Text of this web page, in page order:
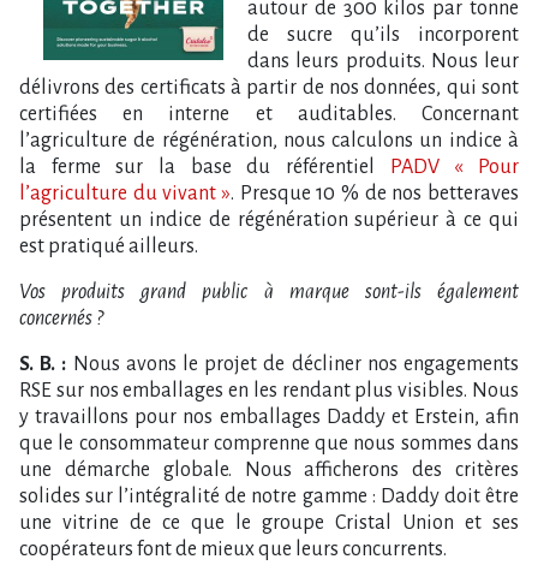
autour de 300 kilos par tonne
de sucre qu’ils incorporent
dans leurs produits. Nous leur
délivrons des certificats à partir de nos données, qui sont
certifiées en interne et auditables. Concernant
l’agriculture de régénération, nous calculons un indice à
la ferme sur la base du référentiel
PADV « Pour
l’agriculture du vivant ». Presque 10 % de nos betteraves
présentent un indice de régénération supérieur à ce qui
est pratiqué ailleurs.
Vos produits grand public à marque sont-ils également
concernés ?
S. B. : Nous avons le projet de décliner nos engagements
RSE sur nos emballages en les rendant plus visibles. Nous
y travaillons pour nos emballages Daddy et Erstein, afin
que le consommateur comprenne que nous sommes dans
une démarche globale. Nous afficherons des critères
solides sur l’intégralité de notre gamme : Daddy doit être
une vitrine de ce que le groupe Cristal Union et ses
coopérateurs font de mieux que leurs concurrents.